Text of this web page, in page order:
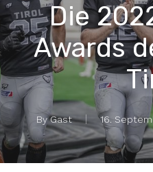
Die
Awards
By Gast 16.